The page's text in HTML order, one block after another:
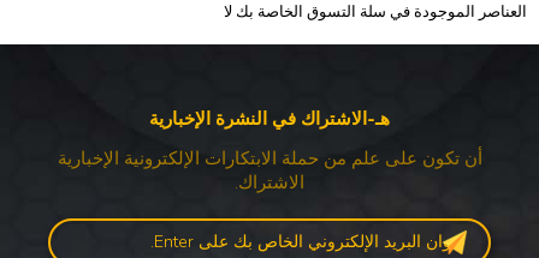
العناصر الموجودة في سلة التسوق الخاصة بك لا
هـ-الاشتراك في النشرة الإخبارية
أن تكون على علم من حملة الابتكارات الإلكترونية الإخبارية
الاشتراك.